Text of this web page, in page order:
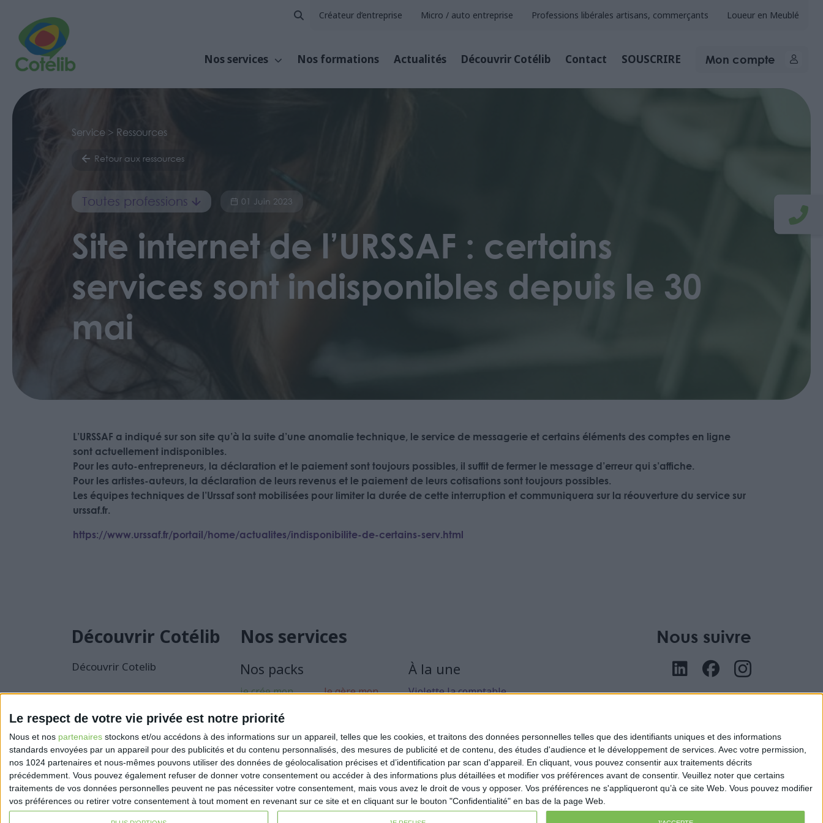
Le respect de votre vie privée est notre priorité
Nous et nos partenaires stockons et/ou accédons à des informations sur un appareil, telles que les cookies, et traitons des données personnelles telles que des identifiants uniques et des informations
standards envoyées par un appareil pour des publicités et du contenu personnalisés, des mesures de publicité et de contenu, des études d'audience et le développement de services. Avec votre permission,
nos 1024 partenaires et nous-mêmes pouvons utiliser des données de géolocalisation précises et d’identification par scan d'appareil. En cliquant, vous pouvez consentir aux traitements décrits
précédemment. Vous pouvez également refuser de donner votre consentement ou accéder à des informations plus détaillées et modifier vos préférences avant de consentir. Veuillez noter que certains
traitements de vos données personnelles peuvent ne pas nécessiter votre consentement, mais vous avez le droit de vous y opposer. Vos préférences ne s'appliqueront qu’à ce site Web. Vous pouvez modifier
vos préférences ou retirer votre consentement à tout moment en revenant sur ce site et en cliquant sur le bouton "Confidentialité" en bas de la page Web.
Créateur d’entreprise Micro / auto entreprise Professions libérales artisans, commerçants Loueur en Meublé
Nos services Nos formations Actualités Découvrir Cotélib Contact SOUSCRIRE Mon compte
Service > Ressources
Retour aux ressources
Toutes professions 01 Juin 2023
Site internet de l’URSSAF : certains
services sont indisponibles depuis le 30
mai
L’URSSAF a indiqué sur son site qu’à la suite d’une anomalie technique, le service de messagerie et certains éléments des comptes en ligne
sont actuellement indisponibles.
Pour les auto-entrepreneurs, la déclaration et le paiement sont toujours possibles, il suffit de fermer le message d’erreur qui s’affiche.
Pour les artistes-auteurs, la déclaration de leurs revenus et le paiement de leurs cotisations sont toujours possibles.
Les équipes techniques de l’Urssaf sont mobilisées pour limiter la durée de cette interruption et communiquera sur la réouverture du service sur
urssaf.fr.
https://www.urssaf.fr/portail/home/actualites/indisponibilite-de-certains-serv.html
Découvrir Cotélib
Découvrir Cotelib
Nos services
Nos packs
je crée mon
Je gère mon
Je sécurise mon
activité
À la une
Violette la comptable
Loueur en Meublé
Côté Retraite
Location de bureaux
Examen de Conformité Fiscale
Nous suivre